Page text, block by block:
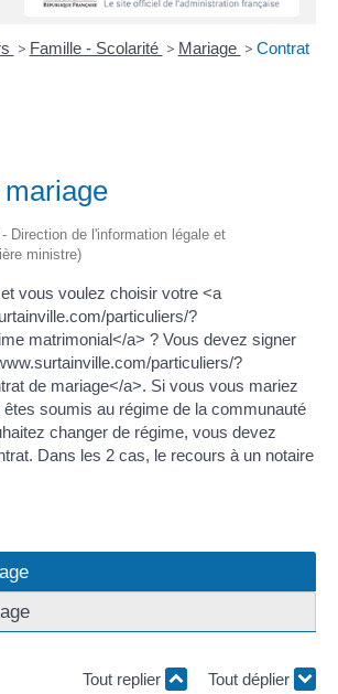
> Famille - Scolarité > Mariage > Contrat
Direction de l'information légale et
ministre)
vous voulez choisir votre <a
particuliers/?
matrimonial</a> ? Vous devez signer
particuliers/?
de mariage</a>. Si vous vous mariez
soumis au régime de la communauté
changer de régime, vous devez
Dans les 2 cas, le recours à un notaire
Tout replier Tout déplier